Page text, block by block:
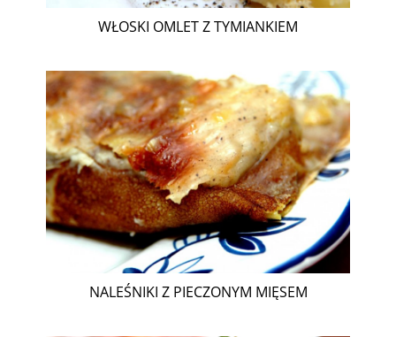
WŁOSKI OMLET Z TYMIANKIEM
NALEŚNIKI Z PIECZONYM MIĘSEM